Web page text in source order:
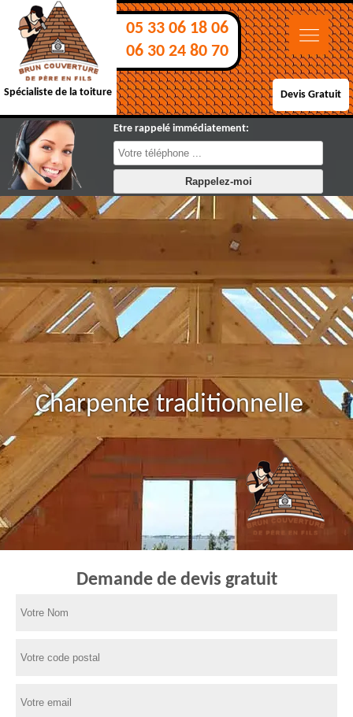
Spécialiste de la toiture
05 33 06 18 06
06 30 24 80 70
Devis Gratuit
Etre rappelé immédiatement:
Charpente traditionnelle
Demande de devis gratuit